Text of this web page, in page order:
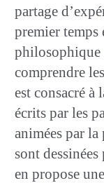
partage
premier temps
philosophique
comprendre
est consacré à
écrits par les
animées par
sont
en propose